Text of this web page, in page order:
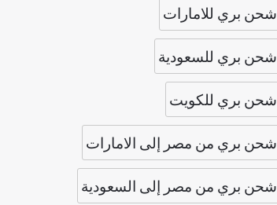
شحن بري للامارات
شحن بري للسعودية
شحن بري للكويت
شحن بري من مصر إلى الامارات
شحن بري من مصر إلى السعودية